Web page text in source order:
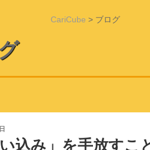
CariCube > ブログ
い込み」を手放すこ